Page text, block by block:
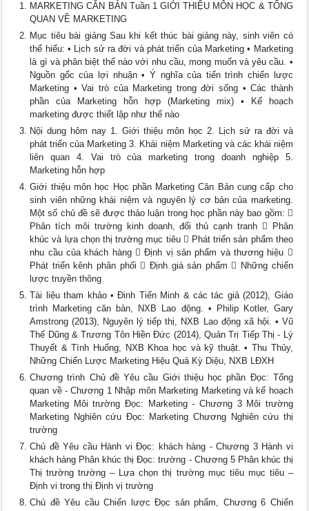
MARKETING CĂN BẢN Tuần 1 GIỚI THIỆU MÔN HỌC & TỔNG
QUAN VỀ MARKETING
Mục tiêu bài giảng Sau khi kết thúc bài giảng này, sinh viên có
thể hiểu: • Lịch sử ra đời và phát triển của Marketing • Marketing
là gì và phân biệt thế nào với nhu cầu, mong muốn và yêu cầu. •
Nguồn gốc của lợi nhuận • Ý nghĩa của tiến trình chiến lược
Marketing • Vai trò của Marketing trong đời sống • Các thành
phần của Marketing hỗn hợp (Marketing mix) • Kế hoạch
marketing được thiết lập như thế nào
Nội dung hôm nay 1. Giới thiệu môn học 2. Lịch sử ra đời và
phát triển của Marketing 3. Khái niệm Marketing và các khái niệm
liên quan 4. Vai trò của marketing trong doanh nghiệp 5.
Marketing hỗn hợp
Giới thiệu môn học Học phần Marketing Căn Bản cung cấp cho
sinh viên những khái niệm và nguyên lý cơ bản của marketing.
Một số chủ đề sẽ được thảo luận trong học phần này bao gồm: 
Phân tích môi trường kinh doanh, đối thủ cạnh tranh  Phân
khúc và lựa chọn thị trường mục tiêu  Phát triển sản phẩm theo
nhu cầu của khách hàng  Định vị sản phẩm và thương hiệu 
Phát triển kênh phân phối  Định giá sản phẩm  Những chiến
lược truyền thông
Tài liệu tham khảo • Đinh Tiến Minh & các tác giả (2012), Giáo
trình Marketing căn bản, NXB Lao động. • Philip Kotler, Gary
Amstrong (2013), Nguyên lý tiếp thị, NXB Lao động xã hội. • Vũ
Thế Dũng & Trương Tôn Hiền Đức (2014), Quản Trị Tiếp Thị - Lý
Thuyết & Tình Huống, NXB Khoa học và kỹ thuật. • Thu Thủy,
Những Chiến Lược Marketing Hiệu Quả Kỳ Diệu, NXB LĐXH
Chương trình Chủ đề Yêu cầu Giới thiệu học phần Đọc: Tổng
quan về - Chương 1 Nhập môn Marketing Marketing và kế hoạch
Marketing Môi trường Đọc: Marketing - Chương 3 Môi trường
Marketing Nghiên cứu Đọc: Marketing Chương Nghiên cứu thị
trường
Chủ đề Yêu cầu Hành vi Đọc: khách hàng - Chương 3 Hành vi
khách hàng Phân khúc thị Đọc: trường - Chương 5 Phân khúc thị
Thị trường trường – Lựa chọn thị trường mục tiêu mục tiêu –
Định vi trong thị Định vị trường
Chủ đề Yêu cầu Chiến lược Đọc sản phẩm, Chương 6 Chiến